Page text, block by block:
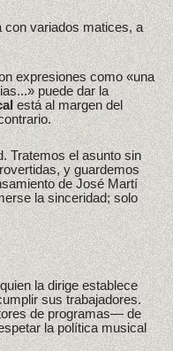
con variados matices, a
expresiones como «una
puede dar la
está al margen del
Tratemos el asunto sin
y guardemos
de José Martí
la sinceridad; solo
la dirige establece
sus trabajadores.
de programas— de
la política musical